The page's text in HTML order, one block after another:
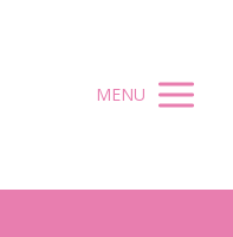
MENU